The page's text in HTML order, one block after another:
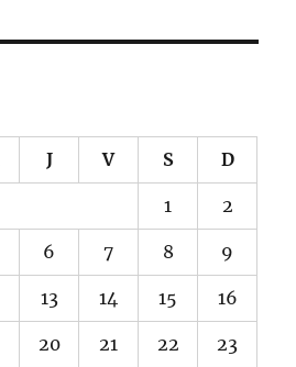
J V S D
1 2
6 7 8 9
13 14 15 16
20 21 22 23